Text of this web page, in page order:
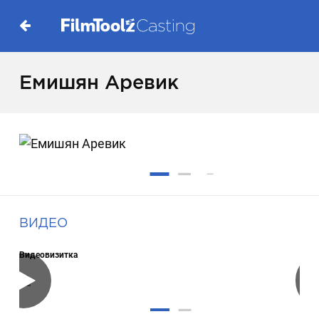
Емишян Аревик
ВИДЕО
Видеовизитка